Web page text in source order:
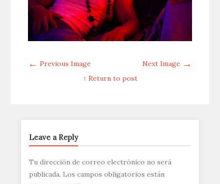
← Previous Image Next Image →
↑ Return to post
Leave a Reply
Tu dirección de correo electrónico no será
publicada. Los campos obligatorios están